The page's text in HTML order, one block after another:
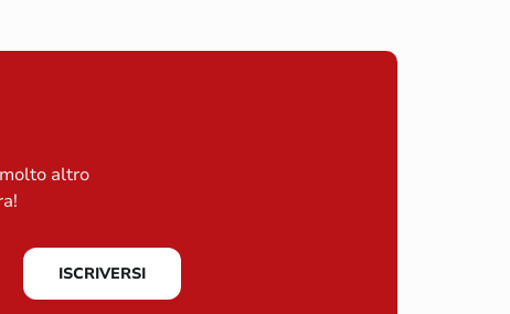
altro
ISCRIVERSI